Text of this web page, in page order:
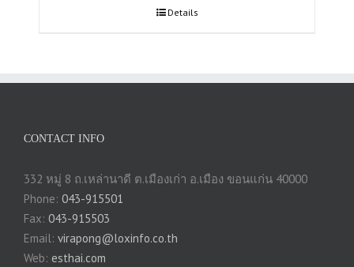
Details
CONTACT INFO
332 หมู่ 8 ถ.เหล่านาดี ต.เมืองเก่า อ.เมือง ขอนแก่น 40000
Phone: 043-915501
Fax: 043-915503
Email: virapong@loxinfo.co.th
Web: esthai.com